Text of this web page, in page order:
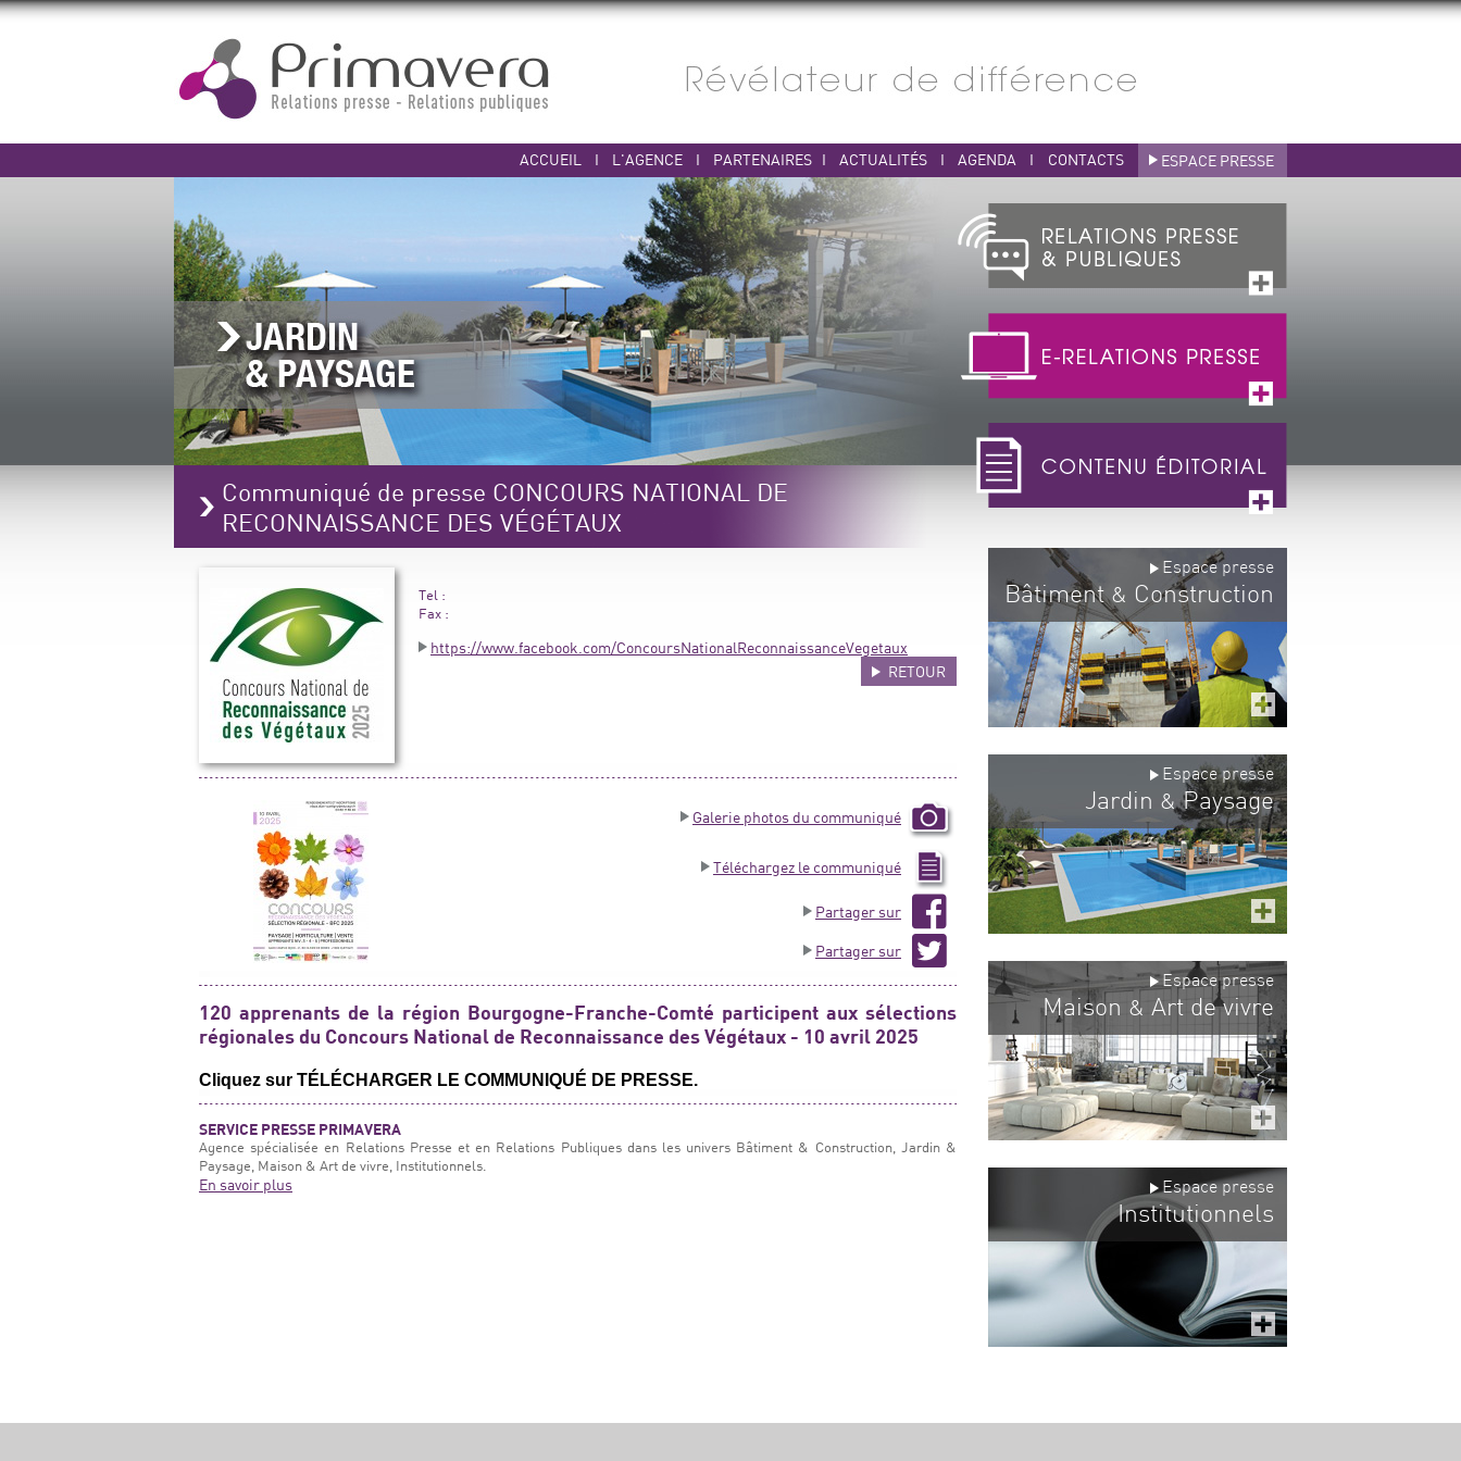
ACCUEIL I L'AGENCE I PARTENAIRES I ACTUALITÉS I AGENDA I CONTACTS ESPACE PRESSE
Communiqué de presse CONCOURS NATIONAL DE
RECONNAISSANCE DES VÉGÉTAUX
Tel :
Fax :
https://www.facebook.com/ConcoursNationalReconnaissanceVegetaux
RETOUR
Galerie photos du communiqué
Téléchargez le communiqué
Partager sur
Partager sur
120 apprenants de la région Bourgogne-Franche-Comté participent aux sélections
régionales du Concours National de Reconnaissance des Végétaux - 10 avril 2025
Cliquez sur TÉLÉCHARGER LE COMMUNIQUÉ DE PRESSE.
SERVICE PRESSE PRIMAVERA
Agence spécialisée en Relations Presse et en Relations Publiques dans les univers Bâtiment & Construction, Jardin &
Paysage, Maison & Art de vivre, Institutionnels.
En savoir plus
Espace presse
Bâtiment& Construction
Espace presse
Jardin &Paysage
Espace presse
Maison & Art de vivre
Espace presse
Institutionnels